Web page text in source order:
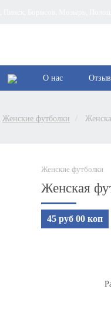
О нас
Женские футболки
Женские футболки
Женская
45 руб 00 коп